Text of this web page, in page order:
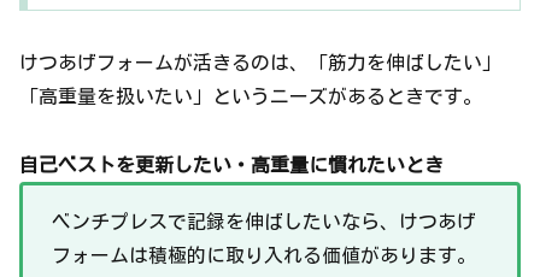
けつあげフォームが活きるのは、「筋力を伸ばしたい」
「高重量を扱いたい」というニーズがあるときです。
自己ベストを更新したい・高重量に慣れたいとき
ベンチプレスで記録を伸ばしたいなら、けつあげ
フォームは積極的に取り入れる価値があります。